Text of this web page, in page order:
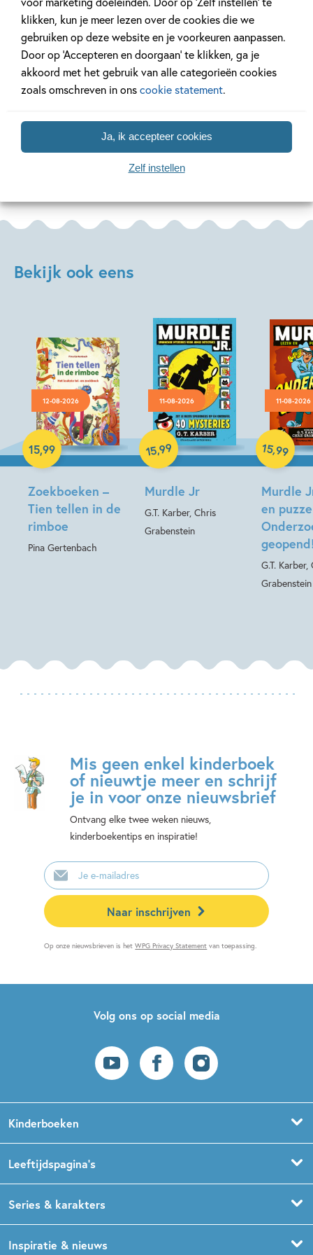
klikken, kun je meer lezen over de cookies die we
gebruiken op deze website en je voorkeuren aanpassen.
Door op ‘Accepteren en doorgaan’ te klikken, ga je
akkoord met het gebruik van alle categorieën cookies
zoals omschreven in onscookie statement.
Ja, ik accepteer cookies
Zelf instellen
14 JUNI 2026
Gouden boek voor Dog
Man!
Lees meer
16 APRIL 2026
De
van 2027
Lees meer
Bekijk alle artikelen
Bekijk ook eens
12-08-2026
Zoekboeken –
Tien tellen in de
rimboe
Pina Gertenbach
15,99
Hardcover
11-08-2026
Murdle Jr
G.T. Karber, Chris
Grabenstein
15,99
Paperback
11-08-2026
Murdle
en
G.T. Karber,
Grabenstein
15,99
Paperback
Mis geen enkel kinderboek
of nieuwtje meer en schrijf
je in voor onze nieuwsbrief
Ontvang elke twee weken nieuws,
kinderboekentips en inspiratie!
E-
mailadres
Naar inschrijven
Op onze nieuwsbrieven is hetWPG Privacy Statement van toepassing.
Volg ons op social media
Kinderboeken
Prentenboeken
Babyboeken
Leeftijdspagina’s
Boekentips 1,5 - 3 jaar
Series & karakters
Inspiratie & nieuws